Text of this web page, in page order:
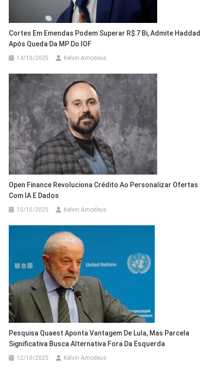
Cortes Em Emendas Podem Superar R$ 7 Bi, Admite Haddad
Após Queda Da MP Do IOF
14/10/2025 Kelvin Amodeus
Open Finance Revoluciona Crédito Ao Personalizar Ofertas
Com IA E Dados
15/10/2025 Kelvin Amodeus
Pesquisa Quaest Aponta Vantagem De Lula, Mas Parcela
Significativa Busca Alternativa Fora Da Esquerda
12/10/2025 Kelvin Amodeus